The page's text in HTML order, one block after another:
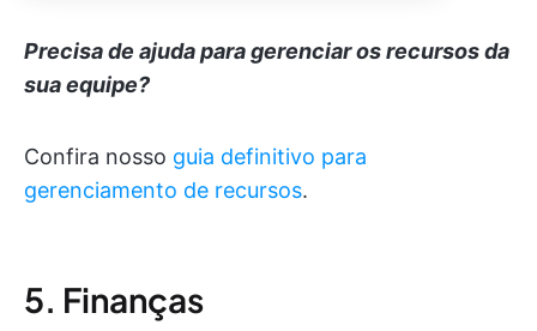
Precisa de ajuda para gerenciar os recursos da
sua equipe?
Confira nosso guia definitivo para
gerenciamento de recursos.
5. Finanças